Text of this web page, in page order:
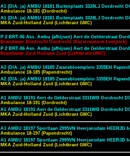
A1 (DIA: ja) AMBU 18181 Buitenplaats 3328LJ Dordrecht
Ambulance 18-181 (Dordrecht)
A1 (DIA: ja) AMBU 18181 Buitenplaats 3328LJ Dordrecht
MKA Zuid-Holland Zuid (Lichtkrant GMC)
P 2 BRT-06 Ass. Ambu (afhijsen) Aert de Gelderstraat
Brandweer Dordrecht Dordrecht (Kazernealarm Leerpark)
P 2 BRT-06 Ass. Ambu (afhijsen) Aert de Gelderstraat
Brandweer Zuid Holland Zuid (Lichtkrant GMC)
A2 (DIA: ja) AMBU 18185 Zwanebloemplein 3355EH
Ambulance 18-185 (Papendrecht)
A2 (DIA: ja) AMBU 18185 Zwanebloemplein 3355EH
MKA Zuid-Holland Zuid (Lichtkrant GMC)
A1 AMBU 18191 Aert de Gelderstraat 3311WB Dordrecht
Ambulance 18-191 (Dordrecht)
A1 AMBU 18191 Aert de Gelderstraat 3311WB Dordrecht
MKA Zuid-Holland Zuid (Lichtkrant GMC)
A1 AMBU 18197 Sportlaan 2995VN Heerjansdam HEERJD
Ambulance 18-197 (Papendrecht)
A1 AMBU 18197 Sportlaan 2995VN Heerjansdam HEERJD
MKA Zuid-Holland Zuid (Lichtkrant GMC)